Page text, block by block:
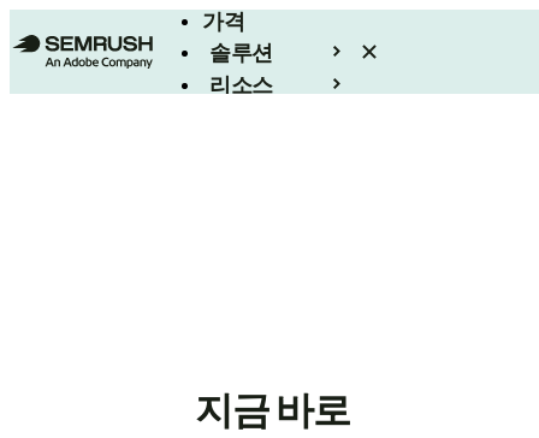
가격
솔루션
리소스
지금 바로